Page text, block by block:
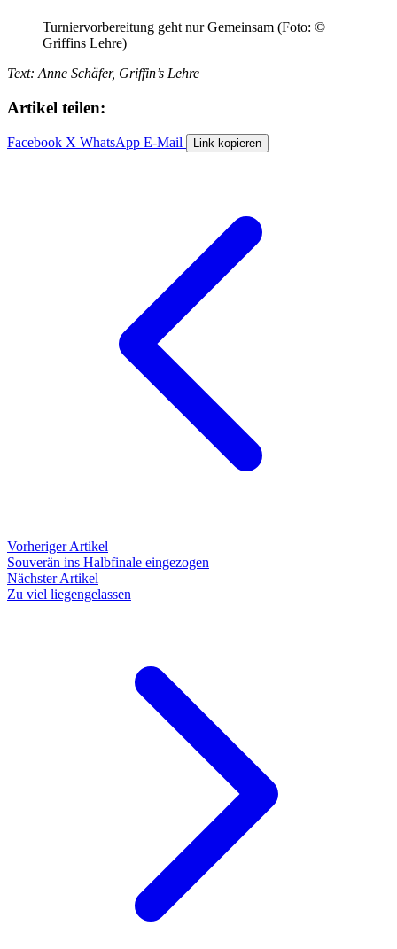
Turniervorbereitung geht nur Gemeinsam (Foto: ©
Griffins Lehre)
Text: Anne Schäfer, Griffin’s Lehre
Artikel teilen:
Facebook X WhatsApp E-Mail Link kopieren
Vorheriger Artikel
Souverän ins Halbfinale eingezogen
Nächster Artikel
Zu viel liegengelassen